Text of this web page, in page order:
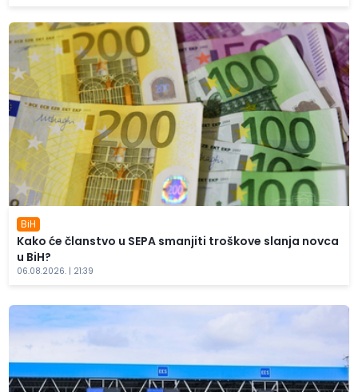
BiH
Kako će članstvo u SEPA smanjiti troškove slanja novca
u BiH?
06.08.2026. | 21:39